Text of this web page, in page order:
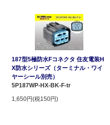
187型5極防水Fコネクタ 住友電装H
X防水シリーズ（ターミナル・ワイ
ヤーシール別売）
5P187WP-HX-BK-F-tr
1,650円(税150円)